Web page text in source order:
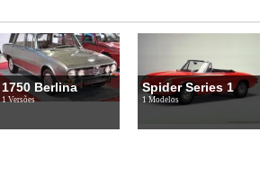
1750 Berlina
1 Versões
Spider Series 1
1 Modelos